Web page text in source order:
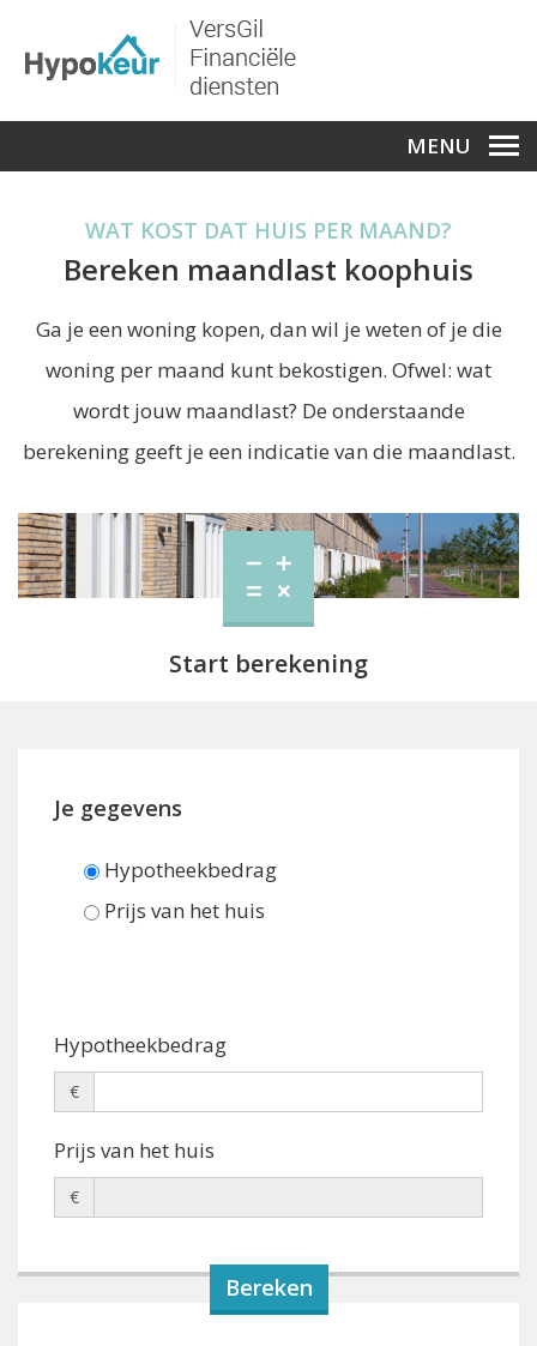
MENU
WAT KOST DAT HUIS PER MAAND?
Bereken maandlast koophuis
Ga je een woning kopen, dan wil je weten of je die
woning per maand kunt bekostigen. Ofwel: wat
wordt jouw maandlast? De onderstaande
berekening geeft je een indicatie van die maandlast.
Start berekening
Je gegevens
Hypotheekbedrag
Prijs van het huis
Hypotheekbedrag
€
Prijs van het huis
€